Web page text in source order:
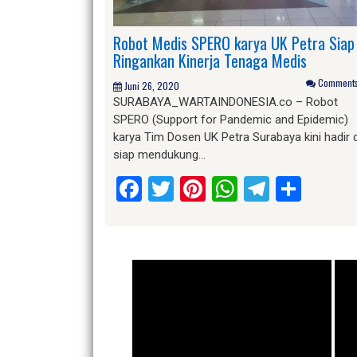
Robot Medis SPERO karya UK Petra Siap
Ringankan Kinerja Tenaga Medis
Juni 26, 2020
SURABAYA_WARTAINDONESIA.co – Robot
SPERO (Support for Pandemic and Epidemic)
karya Tim Dosen UK Petra Surabaya kini hadir
siap mendukung…
Facebook
Twitter
Pinterest
WhatsApp
Telegram